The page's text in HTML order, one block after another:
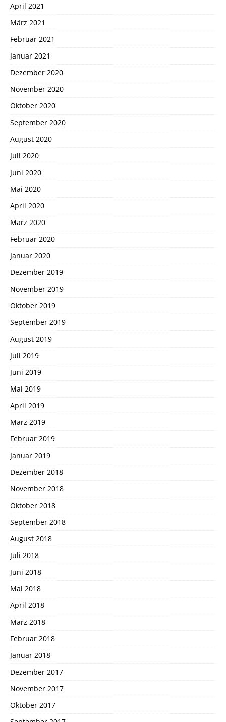
April 2021
März 2021
Februar 2021
Januar 2021
Dezember 2020
November 2020
Oktober 2020
September 2020
August 2020
Juli 2020
Juni 2020
Mai 2020
April 2020
März 2020
Februar 2020
Januar 2020
Dezember 2019
November 2019
Oktober 2019
September 2019
August 2019
Juli 2019
Juni 2019
Mai 2019
April 2019
März 2019
Februar 2019
Januar 2019
Dezember 2018
November 2018
Oktober 2018
September 2018
August 2018
Juli 2018
Juni 2018
Mai 2018
April 2018
März 2018
Februar 2018
Januar 2018
Dezember 2017
November 2017
Oktober 2017